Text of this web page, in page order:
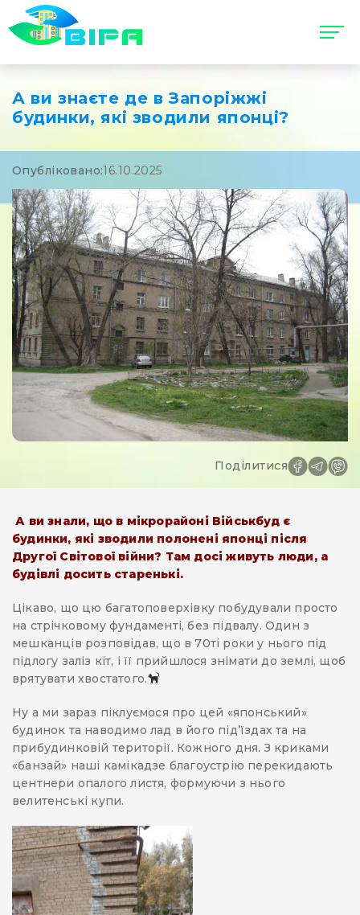
А ви знаєте де в Запоріжжі
будинки, які зводили японці?
Опубліковано:16.10.2025
Поділитися
А ви знали, що в мікрорайоні Військбуд є
будинки, які зводили полонені японці після
Другої Світової війни? Там досі живуть люди, а
будівлі досить старенькі.
Цікаво, що цю багатоповерхівку побудували просто
на стрічковому фундаменті, без підвалу. Один з
мешканців розповідав, що в 70ті роки у нього під
підлогу заліз кіт, і її прийшлося знімати до землі, щоб
врятувати хвостатого.
Ну а ми зараз піклуємося про цей «японський»
будинок та наводимо лад в його під’їздах та на
прибудинковій території. Кожного дня. З криками
«банзай» наші камікадзе благоустрію перекидають
центнери опалого листя, формуючи з нього
велитенські купи.